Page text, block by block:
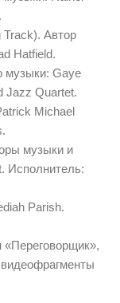
Track). Автор
Hatfield.
музыки: Gaye
Jazz Quartet.
Michael
музыки и
Исполнитель:
Parish.